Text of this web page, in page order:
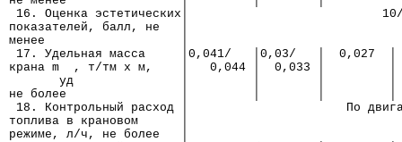
16. Оценка эстетических│
показателей, балл, не   │
менее                   │
17. Удельная масса     │0,041/   │0,03/   │  0,027  │
крана m  , т/тм х м,    │   0,044 │  0,033 │
уд               │         │        │         │
не более                │         │        │
18. Контрольный расход │                      По
топлива в крановом      │
режиме, л/ч, не более   │